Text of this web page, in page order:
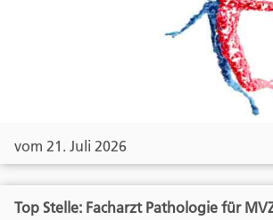
vom 21. Juli 2026
Top Stelle: Facharzt Pathologie für